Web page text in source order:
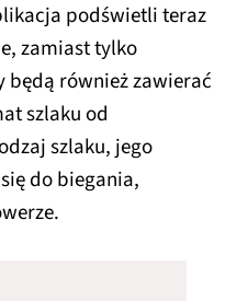
podświetli teraz
zamiast tylko
będą również zawierać
szlaku od
szlaku, jego
do biegania,